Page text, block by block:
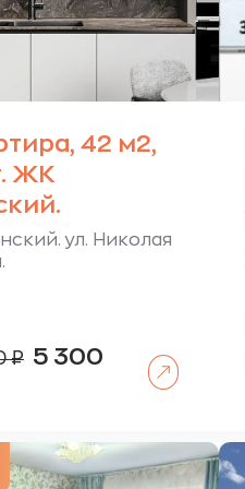
42 м2,
ЖК
ул. Николая
₽
Первоначальная
цена
5 300
₽.